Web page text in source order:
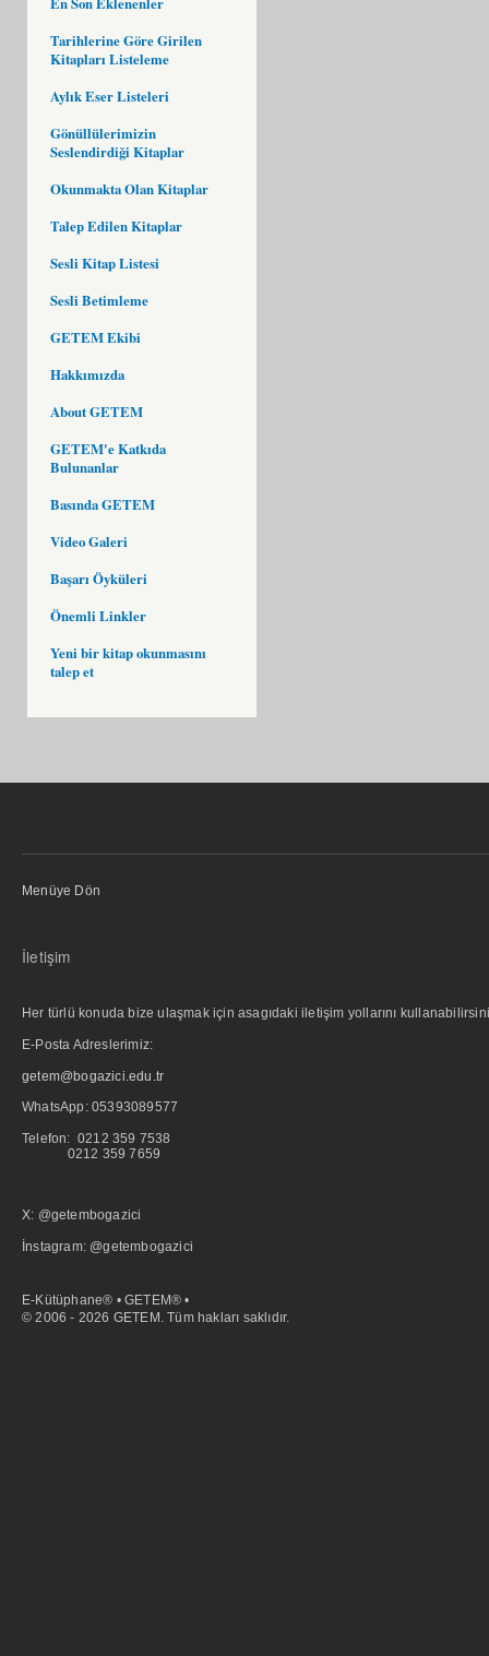
Tarihlerine Göre Girilen
Kitapları Listeleme
Aylık Eser Listeleri
Gönüllülerimizin
Seslendirdiği Kitaplar
Okunmakta Olan Kitaplar
Talep Edilen Kitaplar
Sesli Kitap Listesi
Sesli Betimleme
GETEM Ekibi
Hakkımızda
About GETEM
GETEM'e Katkıda
Bulunanlar
Basında GETEM
Video Galeri
Başarı Öyküleri
Önemli Linkler
Yeni bir kitap okunmasını
talep et
Menüye Dön
İletişim
Her türlü konuda bize ulaşmak için asagıdaki iletişim yollarını
E-Posta Adreslerimiz:
getem@bogazici.edu.tr
WhatsApp: 05393089577
Telefon: 0212 359 7538
0212 359 7659
X: @getembogazici
İnstagram: @getembogazici
E-Kütüphane® • GETEM® •
© 2006 - 2026 GETEM. Tüm hakları saklıdır.